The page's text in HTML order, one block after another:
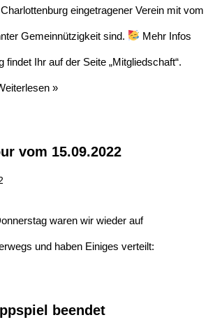
eingetragener Verein mit vom
Gemeinnützigkeit sind. Mehr Infos
findet Ihr auf der Seite „Mitgliedschaft“.
»
vom 15.09.2022
waren wir wieder auf
und haben Einiges verteilt:
beendet